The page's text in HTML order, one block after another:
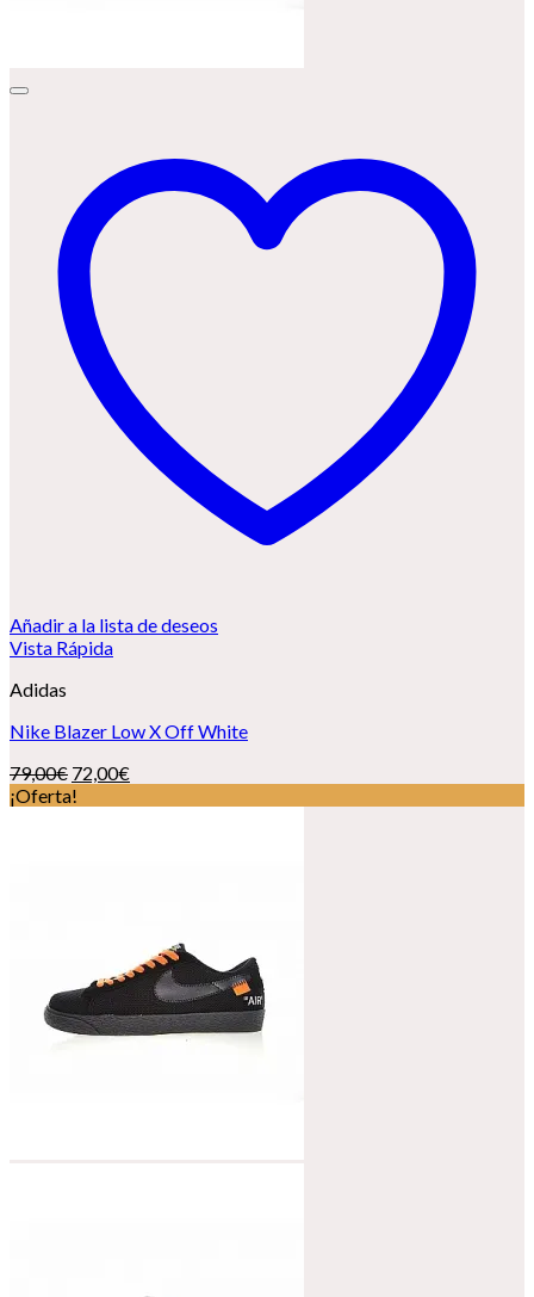
Añadir a la lista de deseos
Vista Rápida
Adidas
Nike Blazer Low X Off White
79,00€ El
precio
72,00€
¡Oferta!